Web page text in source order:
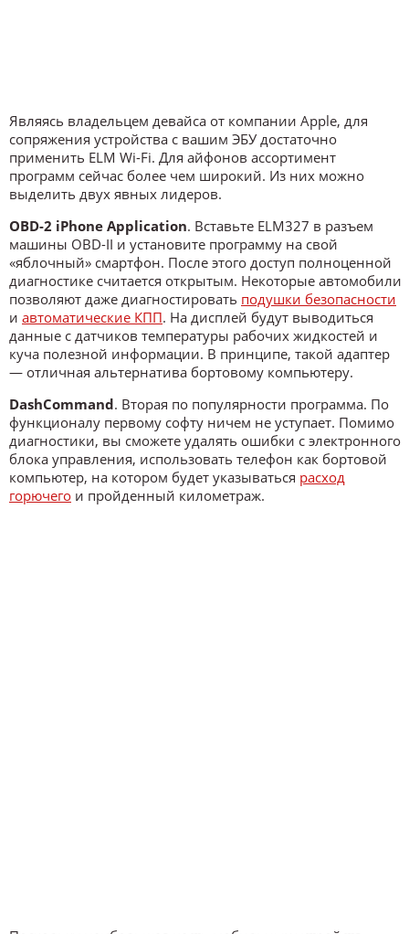
Являясь владельцем девайса от компании Apple, для
сопряжения устройства с вашим ЭБУ достаточно
применить ELM Wi-Fi. Для айфонов ассортимент
программ сейчас более чем широкий. Из них можно
выделить двух явных лидеров.
OBD-2 iPhone Application. Вставьте ELM327 в разъем
машины OBD-II и установите программу на свой
«яблочный» смартфон. После этого доступ полноценной
диагностике считается открытым. Некоторые автомобили
позволяют даже диагностировать подушки безопасности
и автоматические КПП. На дисплей будут выводиться
данные с датчиков температуры рабочих жидкостей и
куча полезной информации. В принципе, такой адаптер
— отличная альтернатива бортовому компьютеру.
DashCommand. Вторая по популярности программа. По
функционалу первому софту ничем не уступает. Помимо
диагностики, вы сможете удалять ошибки с электронного
блока управления, использовать телефон как бортовой
компьютер, на котором будет указываться расход
горючего и пройденный километраж.